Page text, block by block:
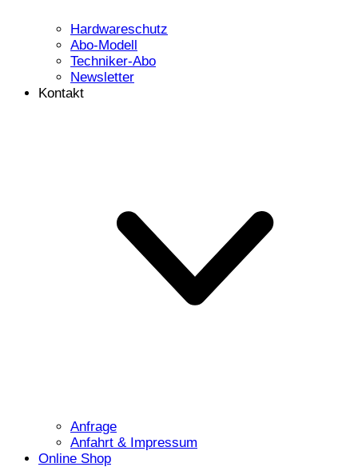
Hardwareschutz
Abo-Modell
Techniker-Abo
Newsletter
Kontakt
Anfrage
Anfahrt & Impressum
Online Shop